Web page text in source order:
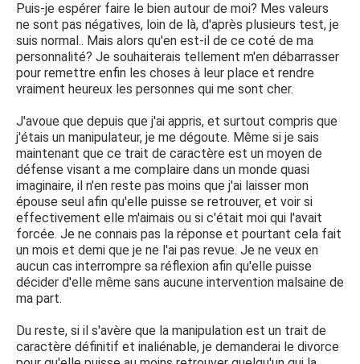
Puis-je espérer faire le bien autour de moi? Mes valeurs
ne sont pas négatives, loin de là, d'après plusieurs test, je
suis normal.. Mais alors qu'en est-il de ce coté de ma
personnalité? Je souhaiterais tellement m'en débarrasser
pour remettre enfin les choses à leur place et rendre
vraiment heureux les personnes qui me sont cher.
J'avoue que depuis que j'ai appris, et surtout compris que
j'étais un manipulateur, je me dégoute. Même si je sais
maintenant que ce trait de caractère est un moyen de
défense visant a me complaire dans un monde quasi
imaginaire, il n'en reste pas moins que j'ai laisser mon
épouse seul afin qu'elle puisse se retrouver, et voir si
effectivement elle m'aimais ou si c'était moi qui l'avait
forcée. Je ne connais pas la réponse et pourtant cela fait
un mois et demi que je ne l'ai pas revue. Je ne veux en
aucun cas interrompre sa réflexion afin qu'elle puisse
décider d'elle même sans aucune intervention malsaine de
ma part.
Du reste, si il s'avère que la manipulation est un trait de
caractère définitif et inaliénable, je demanderai le divorce